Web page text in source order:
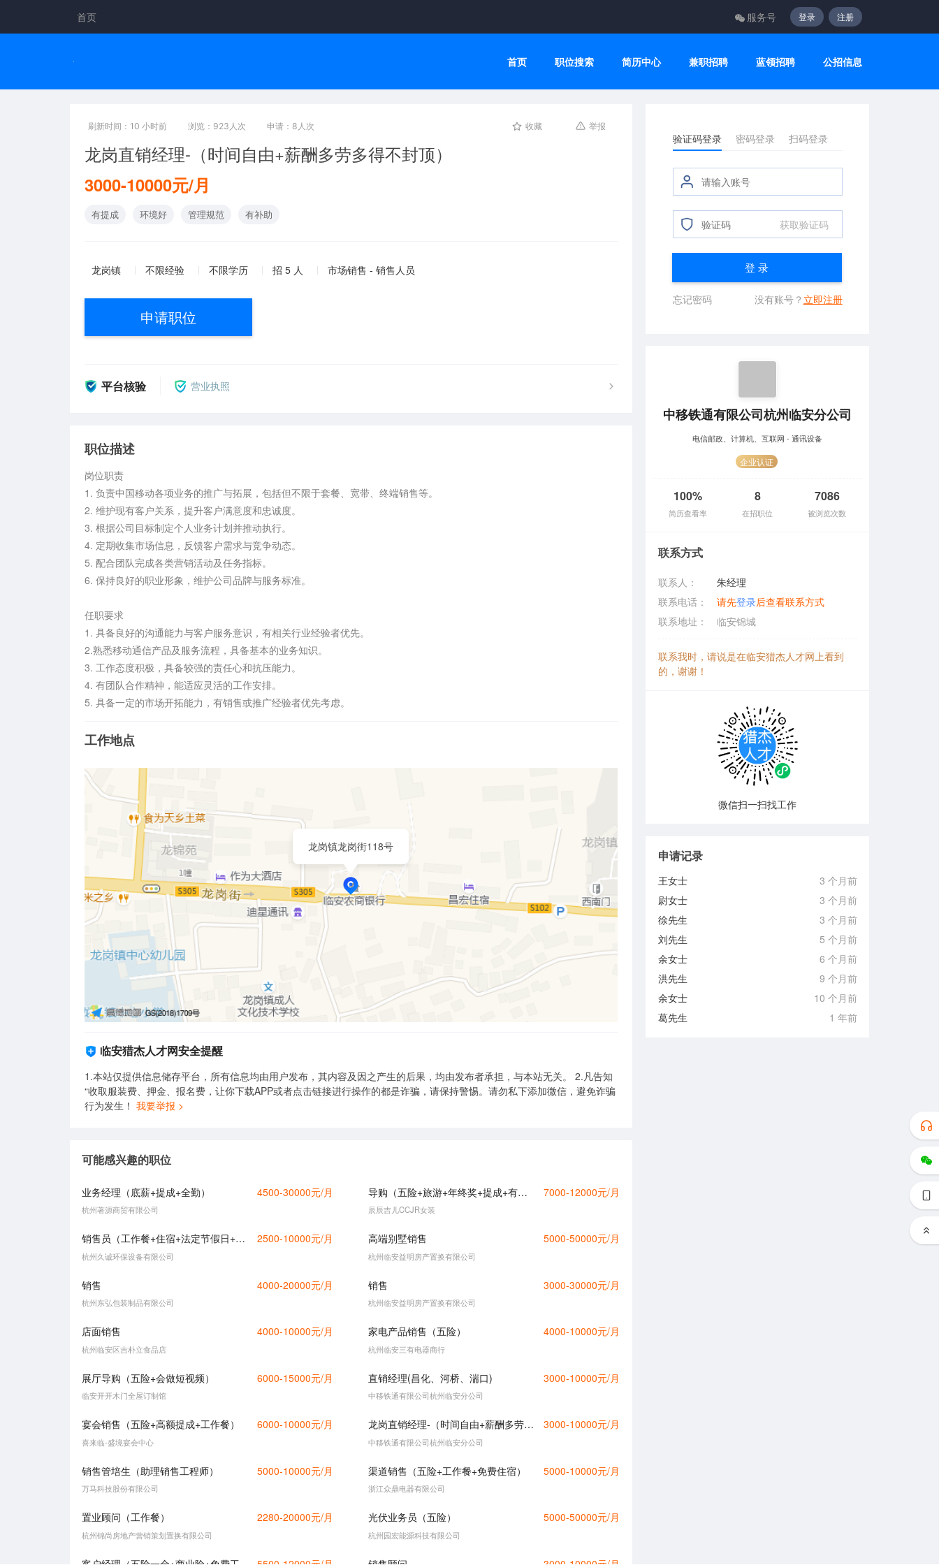
首页 服务号 登录 注册
首页 职位搜索 简历中心 兼职招聘 蓝领招聘 公招信息
刷新时间：10 小时前 浏览：923人次 申请：8人次 收藏 举报
龙岗直销经理-（时间自由+薪酬多劳多得不封顶）
3000-10000元/月
有提成 环境好 管理规范 有补助
龙岗镇 不限经验 不限学历 招 5 人 市场销售 - 销售人员
申请职位
平台核验 营业执照
职位描述
岗位职责
1. 负责中国移动各项业务的推广与拓展，包括但不限于套餐、宽带、终端销售等。
2. 维护现有客户关系，提升客户满意度和忠诚度。
3. 根据公司目标制定个人业务计划并推动执行。
4. 定期收集市场信息，反馈客户需求与竞争动态。
5. 配合团队完成各类营销活动及任务指标。
6. 保持良好的职业形象，维护公司品牌与服务标准。
任职要求
1. 具备良好的沟通能力与客户服务意识，有相关行业经验者优先。
2.熟悉移动通信产品及服务流程，具备基本的业务知识。
3. 工作态度积极，具备较强的责任心和抗压能力。
4. 有团队合作精神，能适应灵活的工作安排。
5. 具备一定的市场开拓能力，有销售或推广经验者优先考虑。
工作地点
龙岗镇龙岗街118号
临安猎杰人才网安全提醒
1.本站仅提供信息储存平台，所有信息均由用户发布，其内容及因之产生的后果，均由发布者承担，与本站无关。 2.凡告知
“收取服装费、押金、报名费，让你下载APP或者点击链接进行操作的都是诈骗，请保持警惕。请勿私下添加微信，避免诈骗
行为发生！ 我要举报 >
可能感兴趣的职位
业务经理（底薪+提成+全勤） 4500-30000元/月
杭州著源商贸有限公司
导购（五险+旅游+年终奖+提成+有暑假） 7000-12000元/月
辰辰吉儿CCJR女装
销售员（工作餐+住宿+法定节假日+五险） 2500-10000元/月
杭州久诚环保设备有限公司
高端别墅销售 5000-50000元/月
杭州临安益明房产置换有限公司
销售 4000-20000元/月
杭州东弘包装制品有限公司
销售 3000-30000元/月
杭州临安益明房产置换有限公司
店面销售 4000-10000元/月
杭州临安区吉朴立食品店
家电产品销售（五险） 4000-10000元/月
杭州临安三有电器商行
展厅导购（五险+会做短视频） 6000-15000元/月
临安开开木门全屋订制馆
直销经理(昌化、河桥、湍口) 3000-10000元/月
中移铁通有限公司杭州临安分公司
宴会销售（五险+高额提成+工作餐） 6000-10000元/月
喜来临-盛境宴会中心
龙岗直销经理-（时间自由+薪酬多劳多得不封顶） 3000-10000元/月
中移铁通有限公司杭州临安分公司
销售管培生（助理销售工程师） 5000-10000元/月
万马科技股份有限公司
渠道销售（五险+工作餐+免费住宿） 5000-10000元/月
浙江众鼎电器有限公司
置业顾问（工作餐） 2280-20000元/月
杭州锦尚房地产营销策划置换有限公司
光伏业务员（五险） 5000-50000元/月
杭州园宏能源科技有限公司
验证码登录 密码登录 扫码登录
获取验证码
登 录
忘记密码 没有账号？ 立即注册
中移铁通有限公司杭州临安分公司
电信邮政、计算机、互联网 - 通讯设备
企业认证
100%
简历查看率
8
在招职位
7086
被浏览次数
联系方式
联系人：
朱经理
联系电话：
请先登录后查看联系方式
联系地址：
临安锦城
联系我时，请说是在临安猎杰人才网上看到
的，谢谢！
微信扫一扫找工作
申请记录
王女士
3 个月前
尉女士
3 个月前
徐先生
3 个月前
刘先生
5 个月前
余女士
6 个月前
洪先生
9 个月前
余女士
10 个月前
葛先生
1 年前